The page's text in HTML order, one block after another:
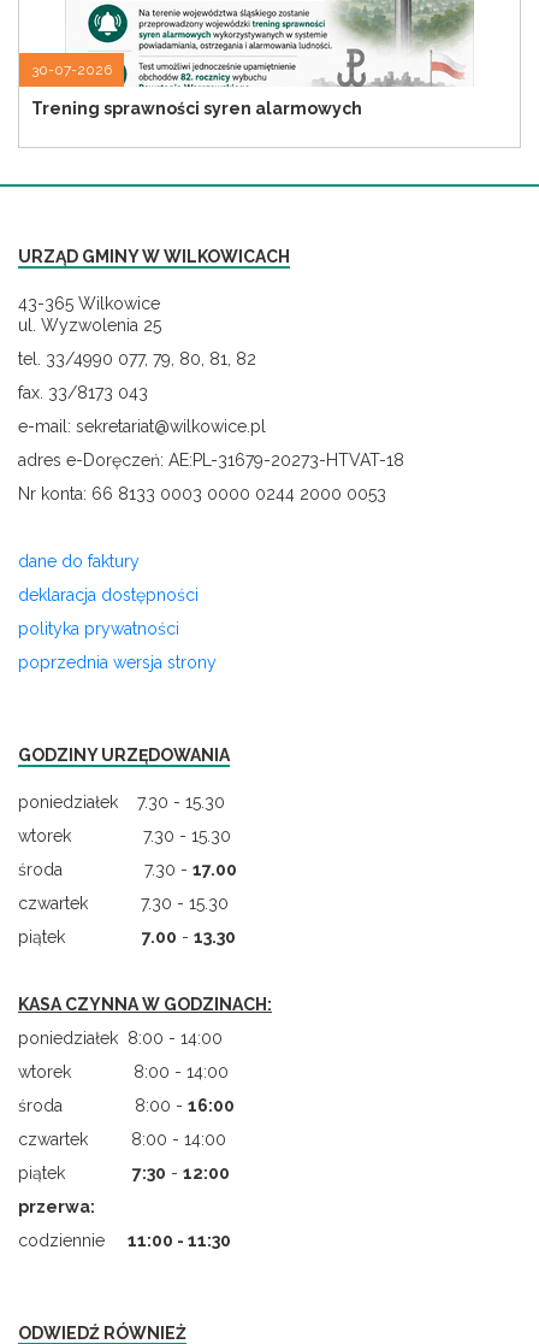
30-07-2026
Trening sprawności syren alarmowych
URZĄD GMINY W WILKOWICACH
43-365 Wilkowice
ul. Wyzwolenia 25
tel. 33/4990 077, 79, 80, 81, 82
fax. 33/8173 043
e-mail: sekretariat@wilkowice.pl
adres e-Doręczeń: AE:PL-31679-20273-HTVAT-18
Nr konta: 66 8133 0003 0000 0244 2000 0053
dane do faktury
deklaracja dostępności
polityka prywatności
poprzednia wersja strony
GODZINY URZĘDOWANIA
poniedziałek 7.30 - 15.30
wtorek 7.30 - 15.30
środa 7.30 - 17.00
czwartek 7.30 - 15.30
piątek 7.00 - 13.30
KASA CZYNNA W GODZINACH:
poniedziałek 8:00 - 14:00
wtorek 8:00 - 14:00
środa 8:00 - 16:00
czwartek 8:00 - 14:00
piątek 7:30 - 12:00
przerwa:
codziennie
11:00 - 11:30
ODWIEDŹ RÓWNIEŻ